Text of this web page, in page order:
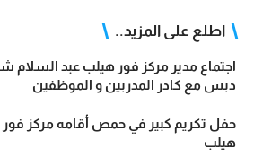
اطلع على المزيد..
اجتماع مدير مركز فور هيلب عبد السلام شيخ
دبس مع كادر المدربين و الموظفين
حفل تكريم كبير في حمص أقامه مركز فور
هيلب